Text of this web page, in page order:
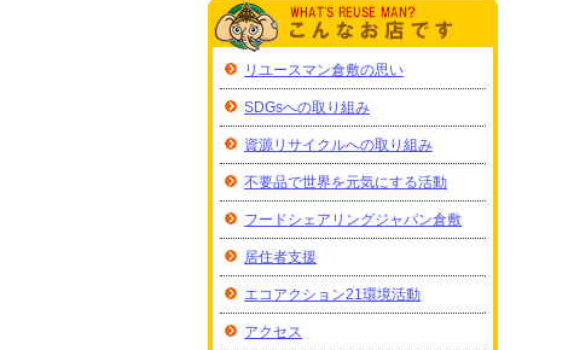
リユースマン倉敷の思い
SDGsへの取り組み
資源リサイクルへの取り組み
不要品で世界を元気にする活動
フードシェアリングジャパン倉敷
居住者支援
エコアクション21環境活動
アクセス